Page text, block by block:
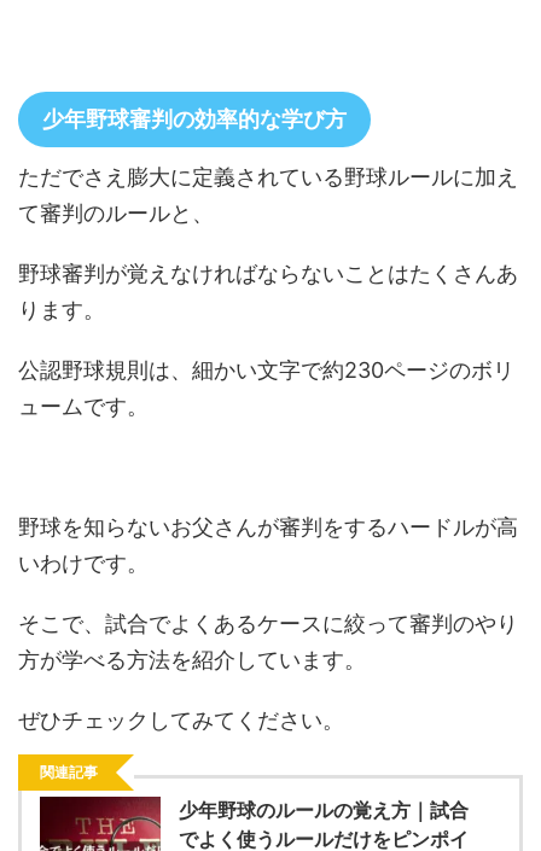
少年野球審判の効率的な学び方
ただでさえ膨大に定義されている野球ルールに加え
て審判のルールと、
野球審判が覚えなければならないことはたくさんあ
ります。
公認野球規則は、細かい文字で約230ページのボリ
ュームです。
野球を知らないお父さんが審判をするハードルが高
いわけです。
そこで、試合でよくあるケースに絞って審判のやり
方が学べる方法を紹介しています。
ぜひチェックしてみてください。
関連記事
少年野球のルールの覚え方｜試合
でよく使うルールだけをピンポイ